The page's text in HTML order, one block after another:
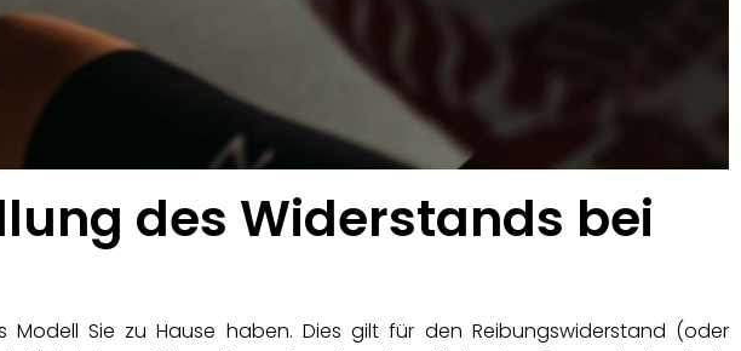
des Widerstands bei
Sie zu Hause haben. Dies gilt für den Reibungswiderstand (oder